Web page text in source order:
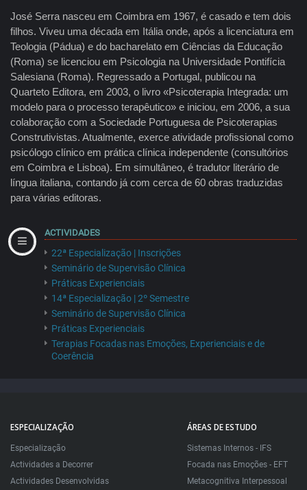
José Serra nasceu em Coimbra em 1967, é casado e tem dois
filhos. Viveu uma década em Itália onde, após a licenciatura em
Teologia (Pádua) e do bacharelato em Ciências da Educação
(Roma) se licenciou em Psicologia na Universidade Pontifícia
Salesiana (Roma). Regressado a Portugal, publicou na
Quarteto Editora, em 2003, o livro «Psicoterapia Integrada: um
modelo para o processo terapêutico» e iniciou, em 2006, a sua
colaboração com a Sociedade Portuguesa de Psicoterapias
Construtivistas. Atualmente, exerce atividade profissional como
psicólogo clínico em prática clínica independente (consultórios
em Coimbra e Lisboa). Em simultâneo, é tradutor literário de
língua italiana, contando já com cerca de 60 obras traduzidas
para várias editoras.
ACTIVIDADES
22ª Especialização | Inscrições
Seminário de Supervisão Clínica
Práticas Experienciais
14ª Especialização | 2º Semestre
Seminário de Supervisão Clínica
Práticas Experienciais
Terapias Focadas nas Emoções, Experienciais e de
Coerência
ESPECIALIZAÇÃO
Especialização
Actividades a Decorrer
Actividades Desenvolvidas
ÁREAS DE ESTUDO
Sistemas Internos - IFS
Focada nas Emoções - EFT
Metacognitiva Interpessoal